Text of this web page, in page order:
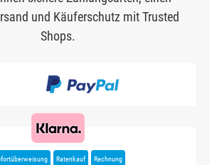
und Käuferschutz mit Trusted
Shops.
Ratenkauf Rechnung